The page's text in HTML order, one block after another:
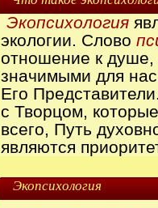
Экопсихология
экологии. Слово
отношение к душе,
значимыми для
Его
с Творцом,
всего, Путь
являются
Экопсихология